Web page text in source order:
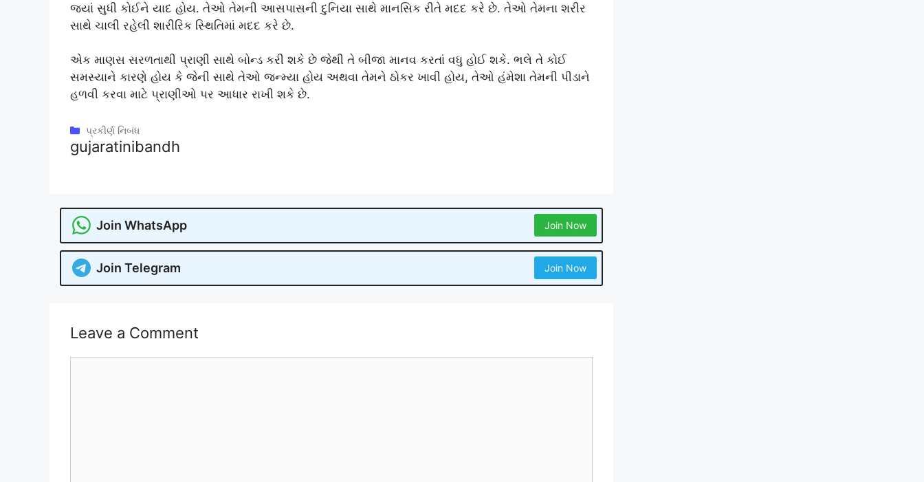
જ્યાં સુધી કોઈને યાદ હોય. તેઓ તેમની આસપાસની દુનિયા સાથે માનસિક રીતે મદદ કરે છે. તેઓ તેમના શરીર
સાથે ચાલી રહેલી શારીરિક સ્થિતિમાં મદદ કરે છે.
એક માણસ સરળતાથી પ્રાણી સાથે બોન્ડ કરી શકે છે જેથી તે બીજા માનવ કરતાં વધુ હોઈ શકે. ભલે તે કોઈ
સમસ્યાને કારણે હોય કે જેની સાથે તેઓ જન્મ્યા હોય અથવા તેમને ઠોકર ખાવી હોય, તેઓ હંમેશા તેમની પીડાને
હળવી કરવા માટે પ્રાણીઓ પર આધાર રાખી શકે છે.
Categories
પ્રકીર્ણ નિબંધ
gujaratinibandh
Join WhatsApp Join Now
Join Telegram Join Now
Leave a Comment